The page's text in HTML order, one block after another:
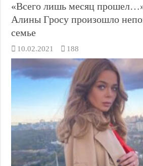
«Всего лишь месяц
Алины Гросу произошло
семье
10.02.2021 188